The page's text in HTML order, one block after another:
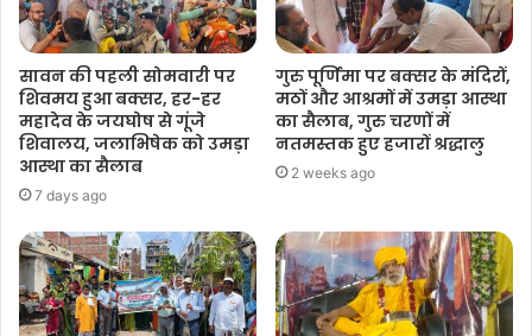
सावन की पहली सोमवारी पर
शिवमय हुआ बक्सर, हर-हर
महादेव के जयघोष से गूंजे
शिवालय, जलाभिषेक को उमड़ा
आस्था का सैलाब
7 days ago
गुरु पूर्णिमा पर बक्सर के मंदिरों,
मठों और आश्रमों में उमड़ा आस्था
का सैलाब, गुरु चरणों में
नतमस्तक हुए हजारों श्रद्धालु
2 weeks ago